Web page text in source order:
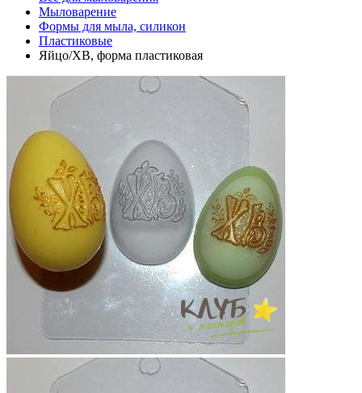
Мыловарение
Формы для мыла, силикон
Пластиковые
Яйцо/ХВ, форма пластиковая